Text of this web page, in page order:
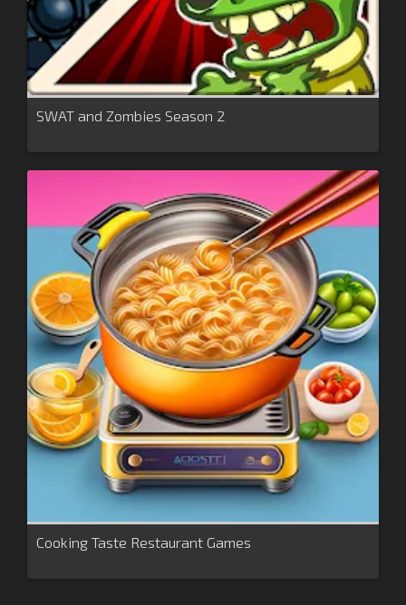
SWAT and Zombies Season 2
Cooking Taste Restaurant Games